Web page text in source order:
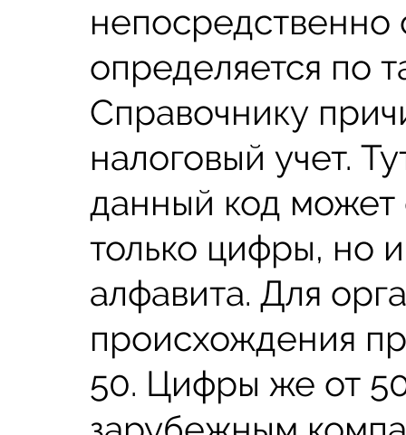
определяется по
Справочнику
налоговый учет.
данный код может
только цифры, но
алфавита. Для
происхождения
50. Цифры же от